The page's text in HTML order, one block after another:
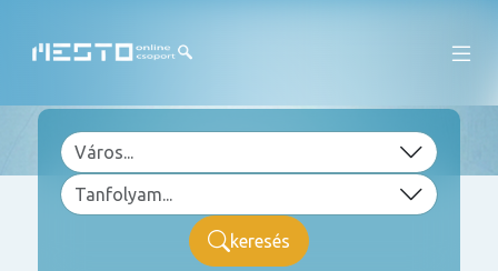
keresés